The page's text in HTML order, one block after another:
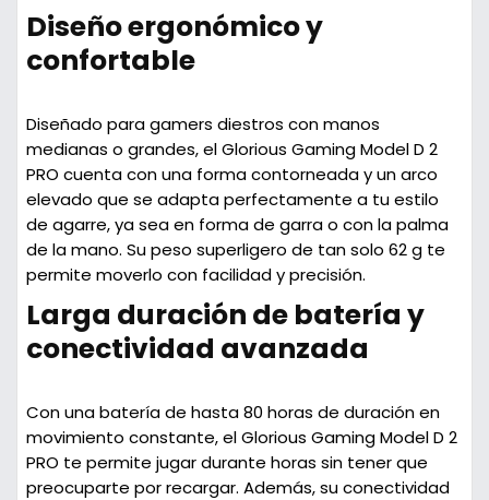
Diseño ergonómico y
confortable
Diseñado para gamers diestros con manos
medianas o grandes, el Glorious Gaming Model D 2
PRO cuenta con una forma contorneada y un arco
elevado que se adapta perfectamente a tu estilo
de agarre, ya sea en forma de garra o con la palma
de la mano. Su peso superligero de tan solo 62 g te
permite moverlo con facilidad y precisión.
Larga duración de batería y
conectividad avanzada
Con una batería de hasta 80 horas de duración en
movimiento constante, el Glorious Gaming Model D 2
PRO te permite jugar durante horas sin tener que
preocuparte por recargar. Además, su conectividad